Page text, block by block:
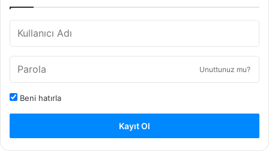
Unuttunuz mu?
Beni hatırla
Kayıt Ol